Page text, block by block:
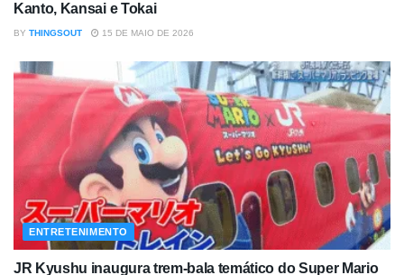
Kanto, Kansai e Tokai
BY THINGSOUT 15 DE MAIO DE 2026
ENTRETENIMENTO
JR Kyushu inaugura trem-bala temático do Super Mario